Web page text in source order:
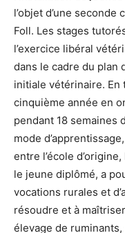
l’objet d’une
Foll. Les stages
l’exercice libéral
dans le cadre du plan
initiale vétérinaire. En
cinquième année en
pendant 18 semaines
mode
entre l’école
le jeune diplômé, a
vocations rurales et
résoudre et à
élevage de